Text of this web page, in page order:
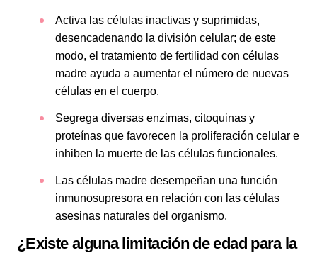
Activa las células inactivas y suprimidas,
desencadenando la división celular; de este
modo, el tratamiento de fertilidad con células
madre ayuda a aumentar el número de nuevas
células en el cuerpo.
Segrega diversas enzimas, citoquinas y
proteínas que favorecen la proliferación celular e
inhiben la muerte de las células funcionales.
Las células madre desempeñan una función
inmunosupresora en relación con las células
asesinas naturales del organismo.
¿Existe alguna limitación de edad para la